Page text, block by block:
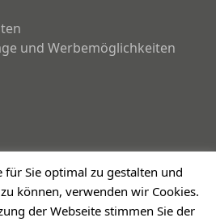
und Werbemöglichkeiten
- Informationen für
Region
Haftungsausschluss
für Sie optimal zu gestalten und
können, verwenden wir Cookies.
der Webseite stimmen Sie der